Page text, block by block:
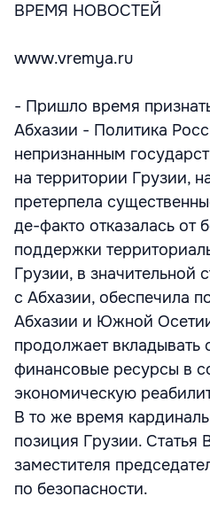
ВРЕМЯ НОВОСТЕЙ
www.vremya.ru
- Пришло время
Абхазии - Политика
непризнанным
на территории Грузии,
претерпела
де-факто отказалась от
поддержки
Грузии, в значительной
с Абхазии, обеспечила
Абхазии и Южной
продолжает вкладывать
финансовые ресурсы в
экономическую
В то же время
позиция Грузии. Статья
заместителя
по безопасности.